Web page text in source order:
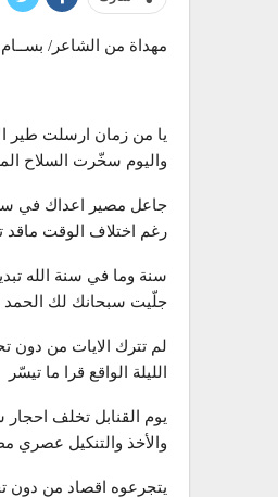
مهداة من الشاعر/
يا من زمان ارسلت طير
واليوم سخّرت السلاح
جاعل مصير اعداك في
رغم اختلاف الوقت ماقد
سنة وما في سنة الله
جلّيت سبحانك لك الحمد
لم تترك الايات من دون
الليلة الواقع قرا ما تيسّر
يوم القنابل تخلف
والأخذ والتنكيل عصري
يتجرعوه اقصاد من دون